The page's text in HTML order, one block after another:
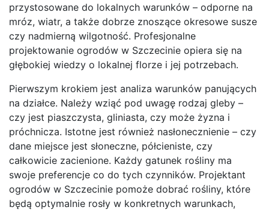
przystosowane do lokalnych warunków – odporne na
mróz, wiatr, a także dobrze znoszące okresowe susze
czy nadmierną wilgotność. Profesjonalne
projektowanie ogrodów w Szczecinie opiera się na
głębokiej wiedzy o lokalnej florze i jej potrzebach.
Pierwszym krokiem jest analiza warunków panujących
na działce. Należy wziąć pod uwagę rodzaj gleby –
czy jest piaszczysta, gliniasta, czy może żyzna i
próchnicza. Istotne jest również nasłonecznienie – czy
dane miejsce jest słoneczne, półcieniste, czy
całkowicie zacienione. Każdy gatunek rośliny ma
swoje preferencje co do tych czynników. Projektant
ogrodów w Szczecinie pomoże dobrać rośliny, które
będą optymalnie rosły w konkretnych warunkach,